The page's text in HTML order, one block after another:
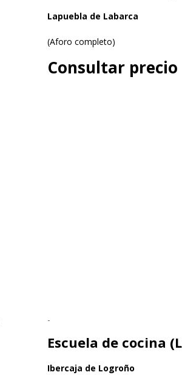
Lapuebla de Labarca
(Aforo completo)
Consultar precio
Escuela de cocina
-
Ibercaja de Logroño